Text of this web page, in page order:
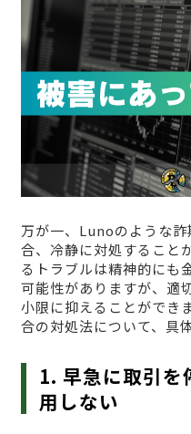
万が一、Lunoのような
合、冷静に対処すること
るトラブルは精神的にも
可能性がありますが、適
小限に抑えることができ
合の対処法について、具
1. 早急に取引を
用しない